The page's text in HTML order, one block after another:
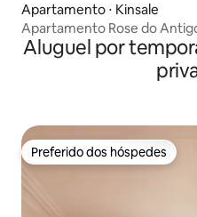
Apartamento ⋅ Kinsale
Apartamento Rose do
Aluguel por
Preferido dos hóspedes
Preferido dos hóspedes